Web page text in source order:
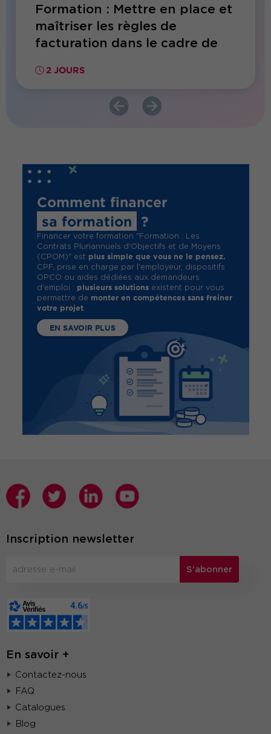
Formation : Mettre en place et
maîtriser les règles de
facturation dans le cadre de
2 JOURS
Comment financer
sa formation
?
Financer votre formation "Formation : Les
Contrats Pluriannuels d'Objectifs et de Moyens
(CPOM)" est plus simple que vous ne le pensez.
CPF, prise en charge par l'employeur, dispositifs
OPCO ou aides dédiées aux demandeurs
d'emploi : plusieurs solutionsexistent pour vous
permettre de monter en compétences sans freiner
votre projet.
EN SAVOIR PLUS
Inscription newsletter
S'abonner
En savoir +
Contactez-nous
FAQ
Catalogues
Blog